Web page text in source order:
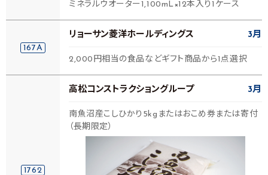
ミネラルウオーター1,100mL×12本入り1ケース
167A
リョーサン菱洋ホールディングス 3月
2,000円相当の食品などギフト商品から1点選択
1762
高松コンストラクショングループ 3月
南魚沼産こしひかり5kgまたはおこめ券または寄付
（長期限定）